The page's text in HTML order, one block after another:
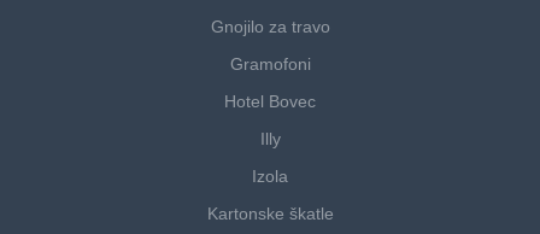
Gnojilo za travo
Gramofoni
Hotel Bovec
Illy
Izola
Kartonske škatle